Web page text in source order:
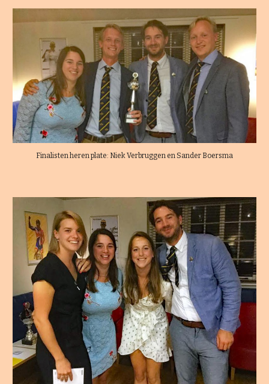
Finalisten heren plate: Niek Verbruggen en Sander Boersma